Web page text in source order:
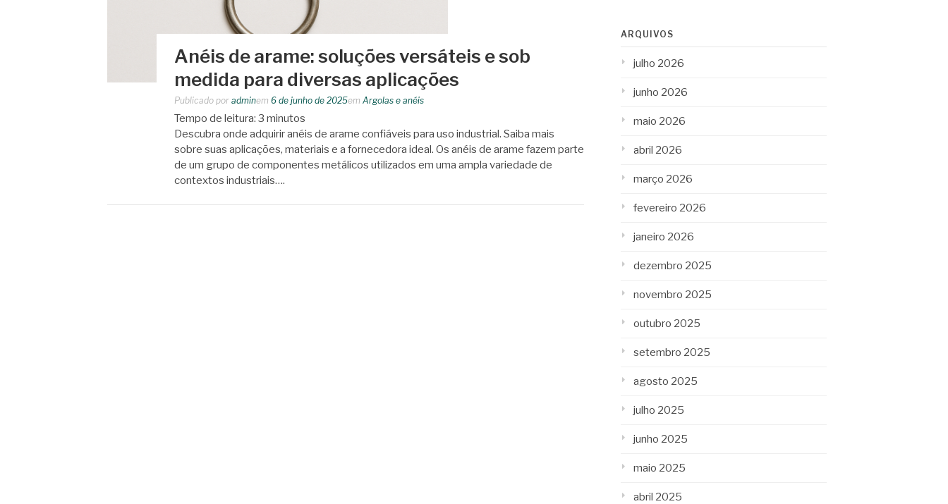
Anéis de arame: soluções versáteis e sob
medida para diversas aplicações
Publicado por adminem 6 de junho de 2025em Argolas e anéis
Tempo de leitura: 3 minutos
Descubra onde adquirir anéis de arame confiáveis para uso industrial. Saiba mais
sobre suas aplicações, materiais e a fornecedora ideal. Os anéis de arame fazem parte
de um grupo de componentes metálicos utilizados em uma ampla variedade de
contextos industriais….
ARQUIVOS
julho 2026
junho 2026
maio 2026
abril 2026
março 2026
fevereiro 2026
janeiro 2026
dezembro 2025
novembro 2025
outubro 2025
setembro 2025
agosto 2025
julho 2025
junho 2025
maio 2025
abril 2025